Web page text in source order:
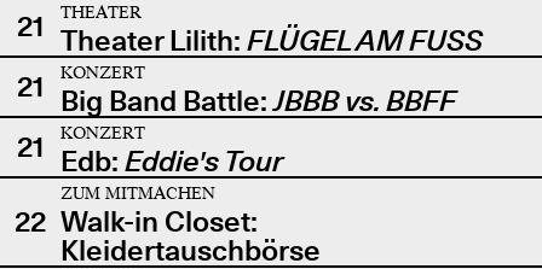
21
THEATER
Theater Lilith: FLÜGEL AM FUSS
21
KONZERT
Big Band Battle:JBBB vs. BBFF
21
KONZERT
Edb: Eddie's Tour
22
ZUM MITMACHEN
Walk-in Closet:
Kleidertauschbörse